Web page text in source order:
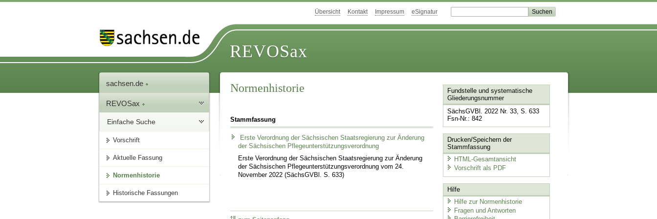
Übersicht Kontakt Impressum eSignatur
REVOSax
sachsen.de
REVOSax
Einfache Suche
Vorschrift
Aktuelle Fassung
Normenhistorie
Historische Fassungen
Normenhistorie
Stammfassung
Erste Verordnung der Sächsischen Staatsregierung zur Änderung
der Sächsischen Pflegeunterstützungsverordnung
Erste Verordnung der Sächsischen Staatsregierung zur Änderung
der Sächsischen Pflegeunterstützungsverordnung vom 24.
November 2022 (SächsGVBl. S. 633)
Fundstelle und systematische
Gliederungsnummer
SächsGVBl. 2022 Nr. 33, S. 633
Fsn-Nr.: 842
Drucken/Speichern der
Stammfassung
HTML-Gesamtansicht
Vorschrift als PDF
Hilfe
Hilfe zur Normenhistorie
Fragen und Antworten